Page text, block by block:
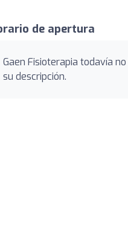
de apertura
Gaen Fisioterapia todavía
su descripción.